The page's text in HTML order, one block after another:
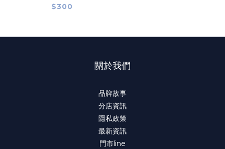
$300
關於我們
品牌故事
分店資訊
隱私政策
最新資訊
門市line